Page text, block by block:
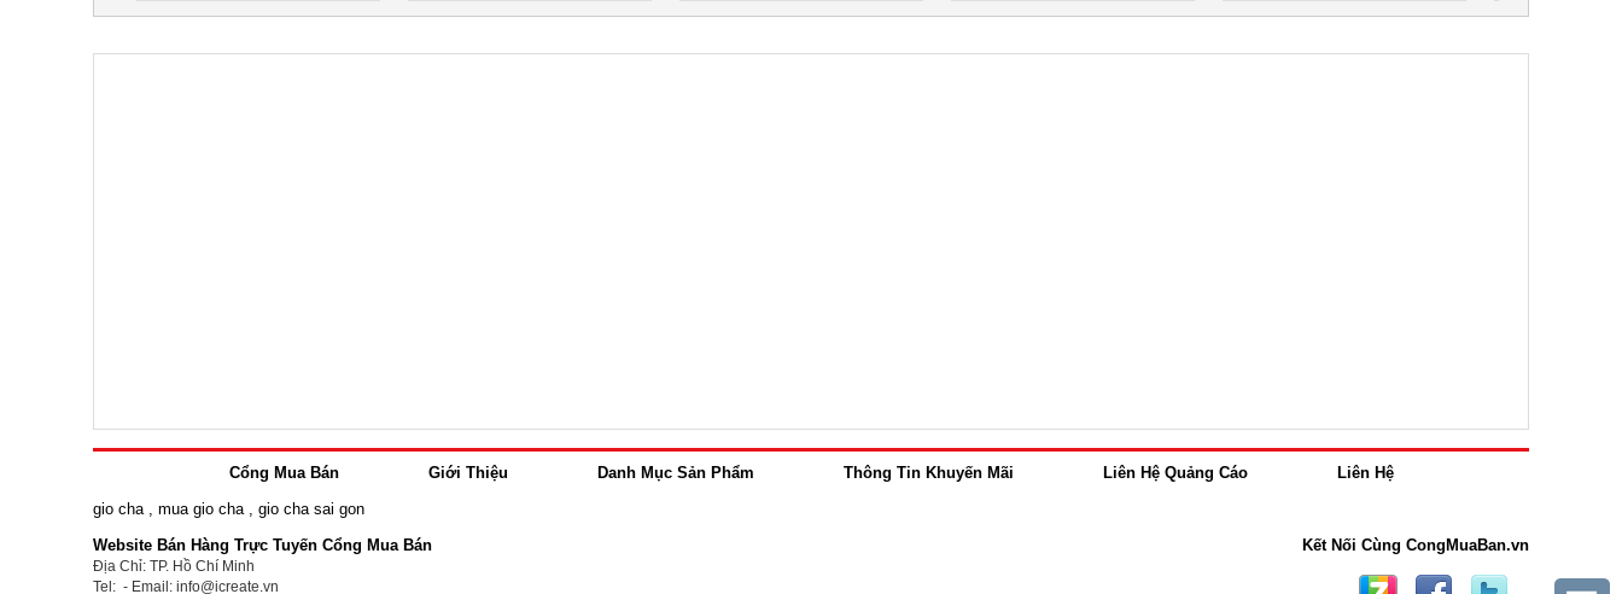
Cổng Mua Bán Giới Thiệu Danh Mục Sản Phẩm Thông Tin Khuyến Mãi Liên Hệ Quảng Cáo
Liên Hệ
gio cha, mua gio cha, gio cha sai gon
Website Bán Hàng Trực Tuyến Cổng Mua Bán
Địa Chỉ: TP. Hồ Chí Minh
Tel: - Email: info@icreate.vn
Kết Nối Cùng CongMuaBan.vn